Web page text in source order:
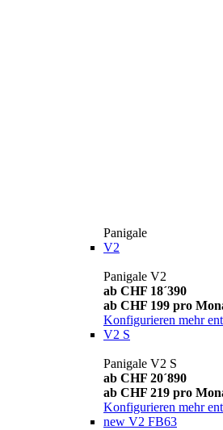
Panigale
V2
Panigale V2
ab CHF 18´390
ab CHF 199 pro
Konfigurieren mehr
V2 S
Panigale V2 S
ab CHF 20´890
ab CHF 219 pro
Konfigurieren mehr
new V2 FB63